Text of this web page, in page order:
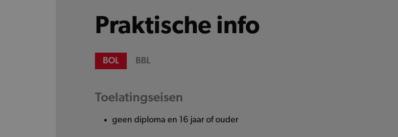
Praktische info
BOL BBL
Toelatingseisen
geen diploma en 16 jaar of ouder